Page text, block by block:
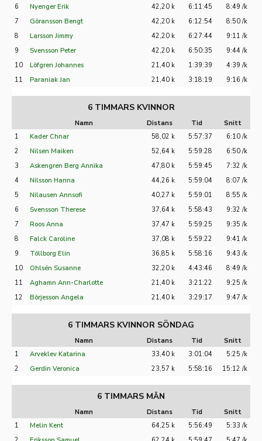
6 Nyenger Erik 42,20 k 6:11:45
8:49 /k
7
Göransson Bengt 42,20 k 6:12:54
8:50 /k
8
Larsson Jimmy 42,20 k 6:27:44
9:11 /k
9
Svensson Peter 42,20 k 6:50:35
9:44 /k
10
Löfgren Johannes 21,40 k 1:39:39
4:39 /k
11
Paraniak Jan 21,40 k 3:18:19 9:16 /k
6 TIMMARS KVINNOR
Namn Distans Tid
Snitt
1
Kader Chnar 58,02 k 5:57:37
6:10 /k
2
Nilsen Maiken 52,64 k 5:59:28
6:50 /k
3
Askengren Berg Annika 47,80 k 5:59:45
7:32 /k
4
Nilsson Hanna 44,26 k 5:59:04
8:07 /k
5
Nilausen Annsofi 40,27 k 5:59:01
8:55 /k
6
Svensson Therese 37,64 k 5:58:43
9:32 /k
7
Roos Anna 37,47 k 5:59:25
9:35 /k
8
Falck Caroline 37,08 k 5:59:22
9:41 /k
9
Töllborg Elin 36,85 k 5:58:16
9:43 /k
10
Ohlsén Susanne 32,20 k 4:43:46
8:49 /k
11
Aghamn Ann-Charlotte 21,40 k 3:21:22
9:25 /k
12
Börjesson Angela 21,40 k 3:29:17 9:47 /k
6 TIMMARS KVINNOR SÖNDAG
Namn Distans Tid
Snitt
1
Arveklev Katarina 33,40 k 3:01:04
5:25 /k
2
Gerdin Veronica 23,57 k 5:58:16 15:12 /k
6 TIMMARS MÄN
Namn Distans Tid
Snitt
1
Melin Kent 64,25 k 5:56:49
5:33 /k